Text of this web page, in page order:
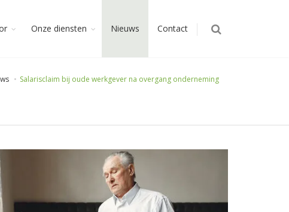
Onze diensten Nieuws Contact
Salarisclaim bij oude werkgever na overgang onderneming